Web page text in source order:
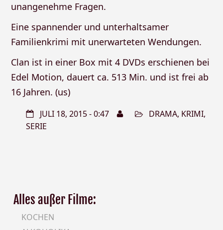
unangenehme Fragen.
Eine spannender und unterhaltsamer
Familienkrimi mit unerwarteten Wendungen.
Clan ist in einer Box mit 4 DVDs erschienen bei
Edel Motion, dauert ca. 513 Min. und ist frei ab
16 Jahren. (us)
JULI 18, 2015 - 0:47 DRAMA, KRIMI,
SERIE
Alles außer Filme:
KOCHEN